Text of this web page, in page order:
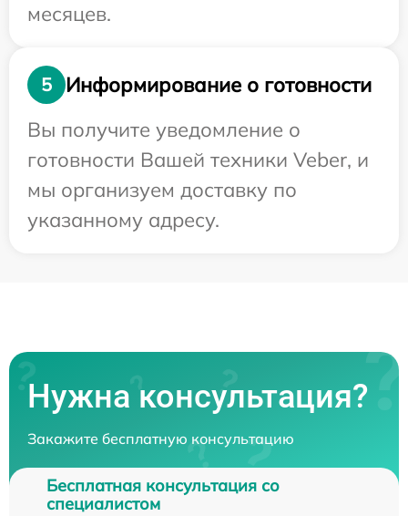
месяцев.
5
Информирование о готовности
Вы получите уведомление о
готовности Вашей техники Veber, и
мы организуем доставку по
указанному адресу.
Нужна консультация?
Закажите бесплатную консультацию
Бесплатная консультация со
специалистом